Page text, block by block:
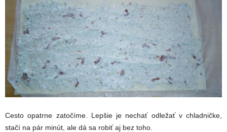
Cesto opatrne zatočíme. Lepšie je nechať odležať v chladničke,
stačí na pár minút, ale dá sa robiť aj bez toho.